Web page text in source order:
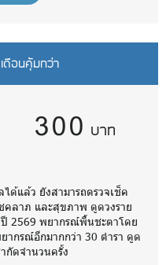
อนคุ้มกว่า
300 บาท
ด้แล้ว ยังสามารถตรวจเช็ค
คลาภ และสุขภาพ ดูดวงราย
2569 พยากรณ์พื้นชะตาโดย
ากรณ์อีกมากกว่า 30 ตำรา ดูด
กัดจำนวนครั้ง